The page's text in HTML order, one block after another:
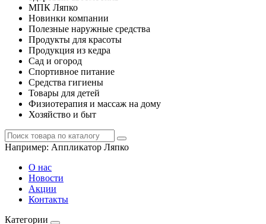
МПК Ляпко
Новинки компании
Полезные наружные средства
Продукты для красоты
Продукция из кедра
Сад и огород
Спортивное питание
Средства гигиены
Товары для детей
Физиотерапия и массаж на дому
Хозяйство и быт
Например: Аппликатор Ляпко
О нас
Новости
Акции
Контакты
Категории